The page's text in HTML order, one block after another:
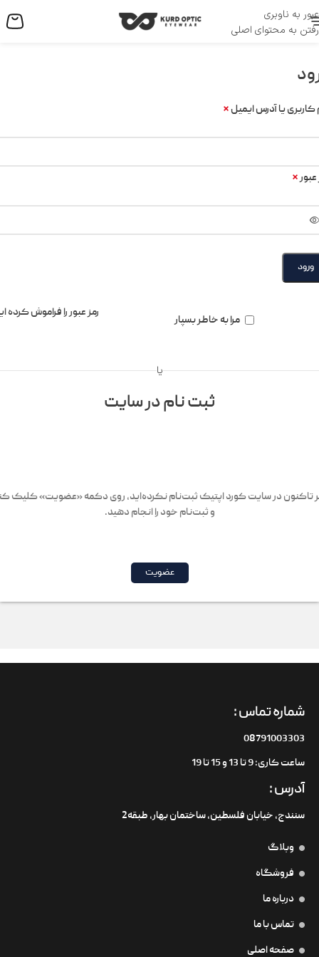
عبور به ناوبری
رفتن به محتوای اصلی
منو
کاربری یا آدرس ایمیل *
عبور*
ورود
رمز عبور را فراموش کرده
مرا به خاطر بسپار
یا
ثبت نام در سایت
تاکنون در سایت کورد اپتیک ثبت‌نام نکرده‌اید، روی دکمه «عضویت» کلیک
و ثبت‌نام خود را انجام دهید.
عضویت
شماره تماس :
08791003303
ساعت کاری: 9 تا 13 و 15 تا 19
آدرس :
سنندج، خیابان فلسطین،‌ ساختمان بهار، طبقه2
وبلاگ
فروشگاه
درباره ما
تماس با ما
صفحه اصلی